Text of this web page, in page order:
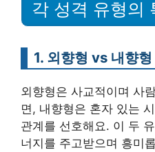
각 성격 유형의
1. 외향형 vs 내향형
외향형은 사교적이며 사
면, 내향형은 혼자 있는
관계를 선호해요. 이 두
너지를 주고받으며 흥미